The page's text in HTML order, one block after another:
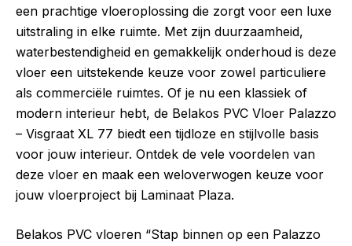
een prachtige vloeroplossing die zorgt voor een luxe
uitstraling in elke ruimte. Met zijn duurzaamheid,
waterbestendigheid en gemakkelijk onderhoud is deze
vloer een uitstekende keuze voor zowel particuliere
als commerciële ruimtes. Of je nu een klassiek of
modern interieur hebt, de Belakos PVC Vloer Palazzo
– Visgraat XL 77 biedt een tijdloze en stijlvolle basis
voor jouw interieur. Ontdek de vele voordelen van
deze vloer en maak een weloverwogen keuze voor
jouw vloerproject bij Laminaat Plaza.
Belakos PVC vloeren “Stap binnen op een Palazzo